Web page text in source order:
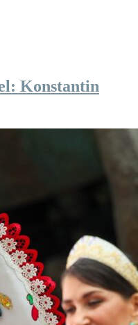
Konstantin